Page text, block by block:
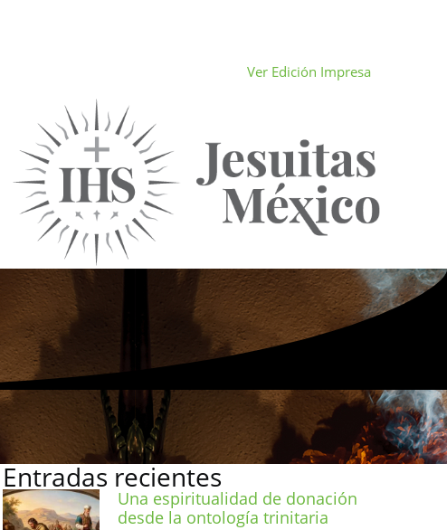
Ver Edición Impresa
Entradas recientes
Una espiritualidad de donación
desde la ontología trinitaria